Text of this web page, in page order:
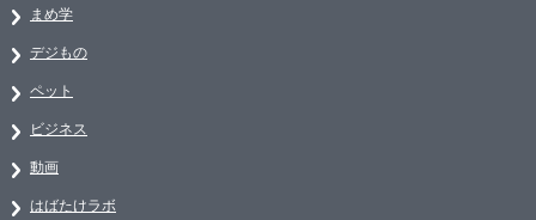
まめ学
デジもの
ペット
ビジネス
動画
はばたけラボ